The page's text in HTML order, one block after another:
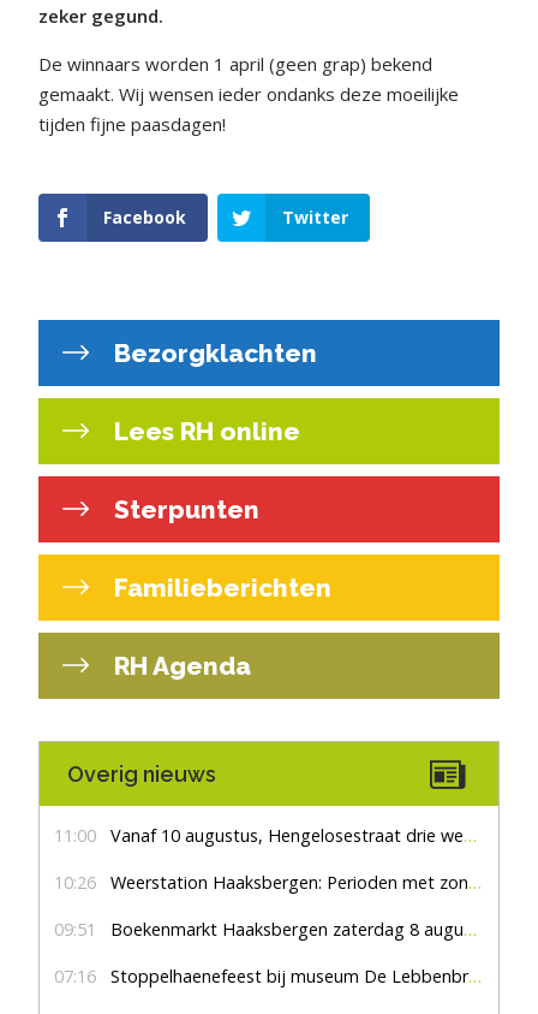
zeker gegund.
De winnaars worden 1 april (geen grap) bekend
gemaakt. Wij wensen ieder ondanks deze moeilijke
tijden fijne paasdagen!
Facebook Twitter
Bezorgklachten
Lees RH online
Sterpunten
Familieberichten
RH Agenda
Overig nieuws
11:00 Vanaf 10 augustus, Hengelosestraat drie weken dicht voor doorgaand verkeer
10:26 Weerstation Haaksbergen: Perioden met zon en droog
09:51 Boekenmarkt Haaksbergen zaterdag 8 augustus, marktplein Haaksbergen
07:16 Stoppelhaenefeest bij museum De Lebbenbrugge